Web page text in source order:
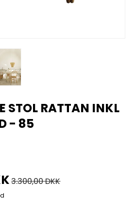
STOL RATTAN INKL
- 85
3.300,00 DKK